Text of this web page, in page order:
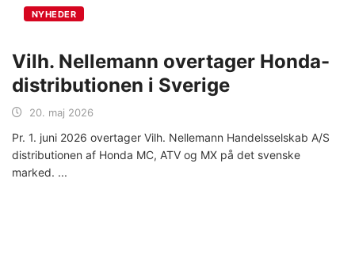
NYHEDER
Vilh. Nellemann overtager Honda-
distributionen i Sverige
20. maj 2026
Pr. 1. juni 2026 overtager Vilh. Nellemann Handelsselskab A/S
distributionen af Honda MC, ATV og MX på det svenske
marked.